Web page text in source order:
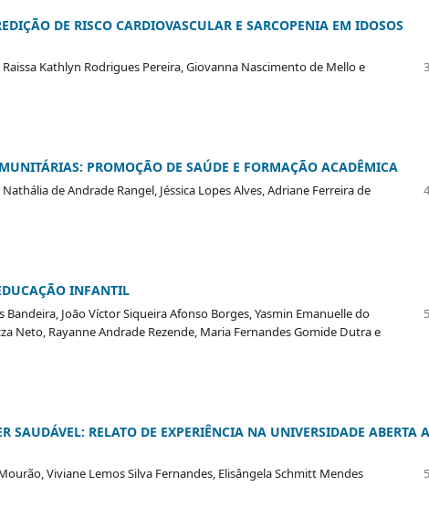
DE RISCO CARDIOVASCULAR E SARCOPENIA EM IDOSOS
Kathlyn Rodrigues Pereira, Giovanna Nascimento de Mello e
PROMOÇÃO DE SAÚDE E FORMAÇÃO ACADÊMICA
de Andrade Rangel, Jéssica Lopes Alves, Adriane Ferreira de
INFANTIL
Joāo Víctor Siqueira Afonso Borges, Yasmin Emanuelle do
Neto, Rayanne Andrade Rezende, Maria Fernandes Gomide Dutra e
SAUDÁVEL: RELATO DE EXPERIÊNCIA NA UNIVERSIDADE ABERTA A
Viviane Lemos Silva Fernandes, Elisângela Schmitt Mendes